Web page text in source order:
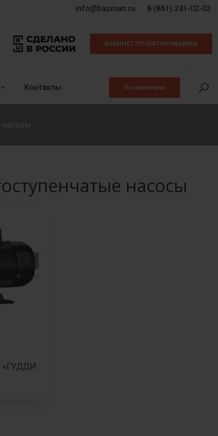
info@bazman.ru 8 (861) 241-02-03
КАБИНЕТ ПРОЕКТИРОВЩИКА
Контакты Позвони мне
насосы
насосы
«ГУДДИ